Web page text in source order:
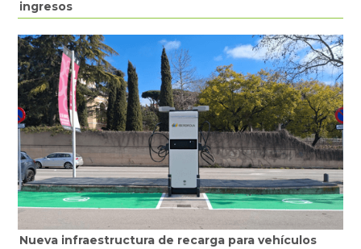
ingresos
Nueva infraestructura de recarga para vehículos